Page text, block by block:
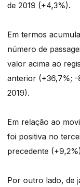
de 2019 (+4,3%).
Em termos
número de
valor acima ao
anterior (+36,7%;
2019).
Em relação ao
foi positiva no
precedente
Por outro lado, de